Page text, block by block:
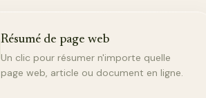
Résumé de page web
Un clic pour résumer n'importe quelle
page web, article ou document en ligne.